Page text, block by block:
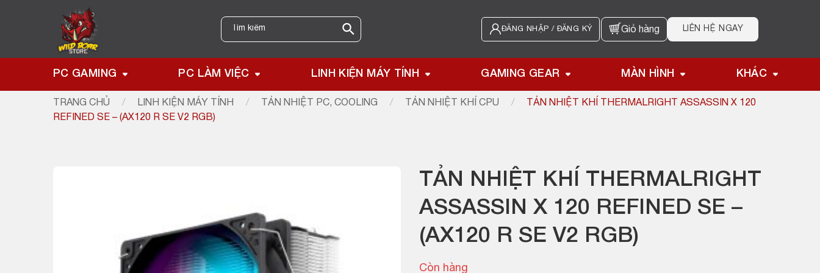
Tìm
kiếm:
ĐĂNG NHẬP / ĐĂNG KÝ Giỏ hàng LIÊN HỆ NGAY
PC GAMING PC LÀM VIỆC LINH KIỆN MÁY TÍNH GAMING GEAR MÀN HÌNH KHÁC
TRANG CHỦ / LINH KIỆN MÁY TÍNH / TẢN NHIỆT PC, COOLING / TẢN NHIỆT KHÍ CPU /
TẢN NHIỆT KHÍ THERMALRIGHT ASSASSIN X 120
REFINED SE – (AX120 R SE V2 RGB)
TẢN NHIỆT KHÍ THERMALRIGHT
ASSASSIN X 120 REFINED SE –
(AX120 R SE V2 RGB)
Còn hàng